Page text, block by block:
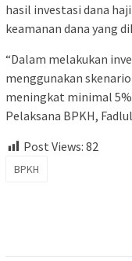
hasil investasi dana
keamanan dana yang
“Dalam melakukan
menggunakan
meningkat minimal 5%
Pelaksana BPKH,
Post Views: 82
BPKH